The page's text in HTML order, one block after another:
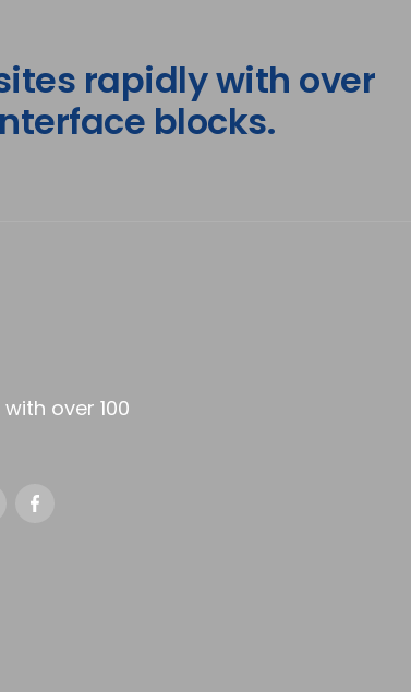
rapidly with over
blocks.
over 100